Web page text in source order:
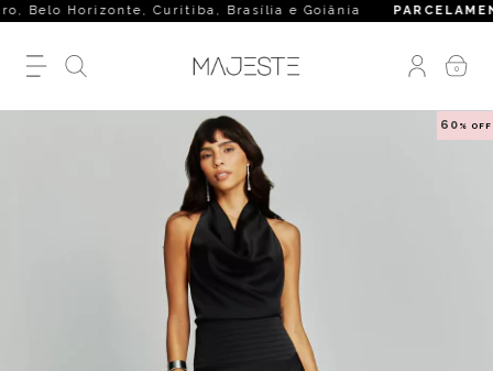
Horizonte, Curitiba, Brasília e Goiânia
0
60 % OFF